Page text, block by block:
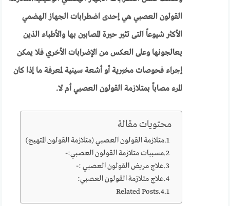
القولون العصبي هي إحدى اضطرابات الجهاز الهضمي
الأكثر شيوعاً التى تثير حيرة المصابين بها والأطباء الذين
يعالجونها وعلى العكس من الإضرابات الأخري فلا يمكن
إجراء فحوصات مخبرية أو أشعة سينية لمعرفة ما إذا كان
المرء مصاباً بمتلازمة القولون العصبي أم لا.
محتويات مقالة
متلازمة القولون العصبي (متلازمة القولون المتهيج)
مسببات متلازمة القولون العصبي:-
علاج مريض القولون العصبي :-
علاج متلازمة القولون العصبي:
Related Posts